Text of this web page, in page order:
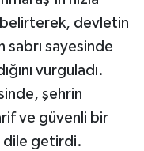
devletin
sabrı sayesinde
vurguladı.
şehrin
ve güvenli bir
dile getirdi.